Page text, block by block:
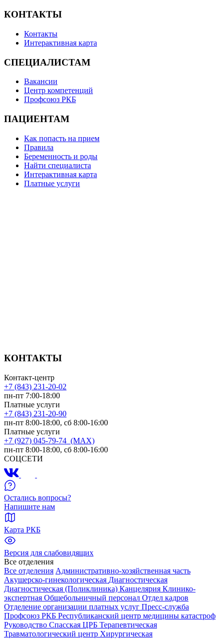
КОНТАКТЫ
Контакты
Интерактивная карта
СПЕЦИАЛИСТАМ
Вакансии
Центр компетенций
Профсоюз РКБ
ПАЦИЕНТАМ
Как попасть на прием
Правила
Беременность и роды
Найти специалиста
Интерактивная карта
Платные услуги
КОНТАКТЫ
Контакт-центр
+7 (843) 231-20-02
пн-пт 7:00-18:00
Платные услуги
+7 (843) 231-20-90
пн-пт 8:00-18:00, сб 8:00-16:00
Платные услуги
+7 (927) 045-79-74 (MAX)
пн-пт 8:00-18:00, сб 8:00-16:00
СОЦСЕТИ
Остались вопросы?
Напишите нам
Карта РКБ
Версия для слабовидящих
Все отделения
Все отделения Административно-хозяйственная часть
Акушерско-гинекологическая Диагностическая
Диагностическая (Поликлиника) Канцелярия Клинико-
экспертная Общебольничный персонал Отдел кадров
Отделение организации платных услуг Пресс-служба
Профсоюз РКБ Республиканский центр медицины катастроф
Руководство Спасская ЦРБ Терапевтическая
Травматологический центр Хирургическая